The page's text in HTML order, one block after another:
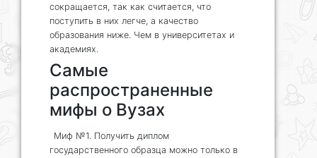
сокращается, так как считается, что
поступить в них легче, а качество
образования ниже. Чем в университетах и
академиях.
Самые
распространенные
мифы о Вузах
Миф №1. Получить диплом
государственного образца можно только в